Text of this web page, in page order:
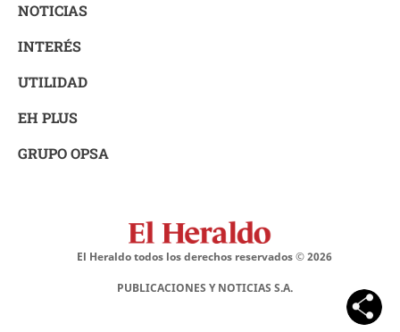
NOTICIAS
INTERÉS
UTILIDAD
EH PLUS
GRUPO OPSA
El Heraldo todos los derechos reservados ©2026
PUBLICACIONES Y NOTICIAS S.A.